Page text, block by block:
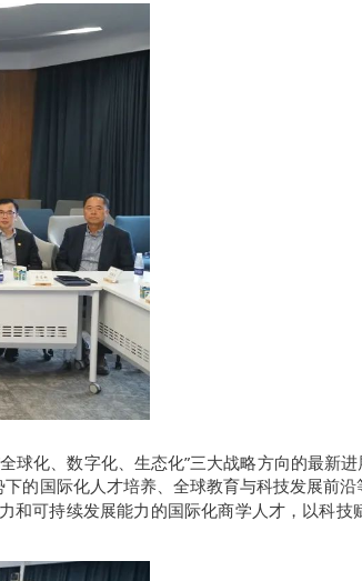
化、数字化、生态化”三大战略方向的最新
的国际化人才培养、全球教育与科技发展前
可持续发展能力的国际化商学人才，以科